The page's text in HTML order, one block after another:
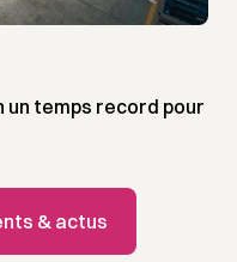
un temps record pour
& actus